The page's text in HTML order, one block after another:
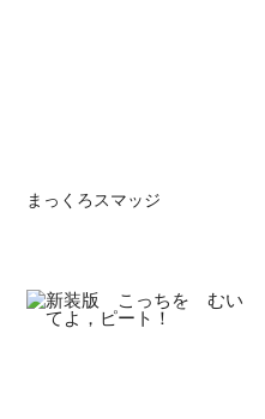
まっくろスマッジ